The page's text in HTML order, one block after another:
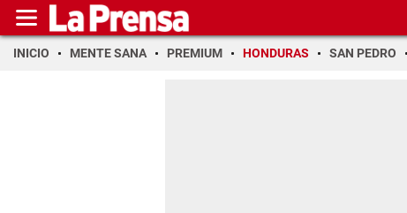
INICIO MENTE SANA PREMIUM HONDURAS SAN PEDRO